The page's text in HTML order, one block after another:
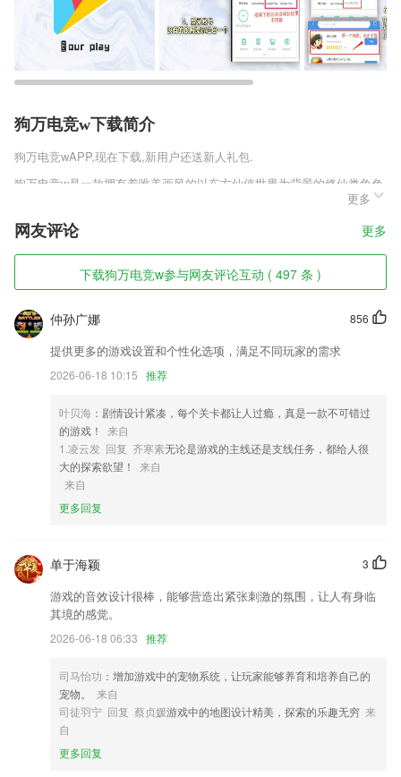
狗万电竞w下载简介
狗万电竞wAPP,现在下载,新用户还送新人礼包.
狗万电竞w是一款拥有着唯美画风的以东方仙侠世界为背景的修仙类角色
扮演竞技手游。游戏拥有超多风格不尽相同的地图副本，更有各种类型的
强大boss等你来战。多种不同的游戏玩法，各色刺激的热血冒险战斗，
给你全新的热血游戏体验。恢弘壮阔的世界场景，超清细腻的画质，每个
技能特效细节都十分炫酷华丽，演绎完美的仙侠风采。等你来体验哦。
狗万电竞w软件特色
1,这里的资讯内容非常丰富，全面覆盖热点领域，让你的碎片化时间不再
无趣；
2,1：一键去水印，只需一个按钮就可以去除烦人的视频水印
3,空文件清理，快速扫描手机的空文件，空文件夹，凭什么让它们这些玩
4,【2】单句、阶段复读，语速灵敏操控，让孩子听得更清楚，学的更准
5,长按查词
6,实时数据报表，助您运筹帷幄，决胜千里
1.专属链接，个性化设置，一键签约投顾服务。
2.学习形状，说出这些形状的名字
3.·灯光操作语音模拟特色功能，真实还原现场驾考体验感
4.·完全同步最新发行教材，绝无缺漏页现象
5.海量汉字和识字小游戏持续更新中，等小朋友们一起来探索
6.国际领先的跟读打分功能，附带最纯正的美式发音，以及国际领先的语
音识别技术，让孩子练就一口地道美式英语，解决哑巴英语教学。
狗万电竞w更新了什么?
更多
网友评论 更多
下载狗万电竞w参与网友评论互动 ( 497 条 )
856
仲孙广娜
提供更多的游戏设置和个性化选项，满足不同玩家的需求
2026-06-18 10:15 推荐
叶贝海 ：剧情设计紧凑，每个关卡都让人过瘾，真是一款不可错过
的游戏！
来自
1.凌云发 回复 齐寒素无论是游戏的主线还是支线任务，都给人很
大的探索欲望！
来自
来自
更多回复
3
单于海颖
游戏的音效设计很棒，能够营造出紧张刺激的氛围，让人有身临
其境的感觉。
2026-06-18 06:33 推荐
司马怡功 ：增加游戏中的宠物系统，让玩家能够养育和培养自己的
宠物。
来自
司徒羽宁 回复 蔡贞媛游戏中的地图设计精美，探索的乐趣无穷 来
自
更多回复